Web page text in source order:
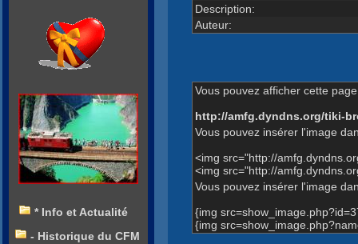
Description:
Auteur:
Vous pouvez afficher cette
http://amfg.dyndns.org/tiki-
Vous pouvez insérer l'image
<img src="http://
<img src="http://
Vous pouvez insérer l'image
{img
{img
* Info et Actualité
- Historique du CFM